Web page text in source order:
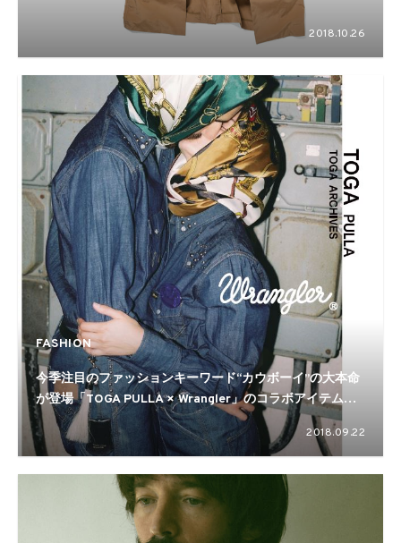
2018.10.26
FASHION
今季注目のファッションキーワード“カウボーイ”の大本命
が登場「TOGA PULLA × Wrangler」のコラボアイテムが
発売
2018.09.22